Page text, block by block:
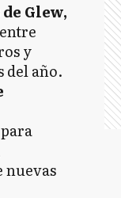
Glew,
y
del año.
nuevas